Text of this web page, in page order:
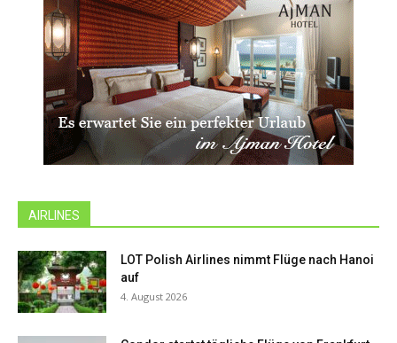
AIRLINES
LOT Polish Airlines nimmt Flüge nach Hanoi
auf
4. August 2026